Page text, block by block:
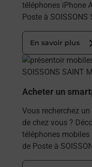
téléphones iPhone
Poste à
En savoir plus
En savoir plus
Acheter un
Vous recherchez
de chez vous ?
téléphones
de Poste à